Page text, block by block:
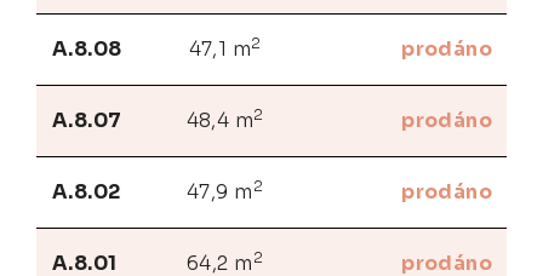
A.8.08 47,1 m2 prodáno
A.8.07 48,4 m2 prodáno
A.8.02 47,9 m 2 prodáno
A.8.01 64,2 m 2 prodáno